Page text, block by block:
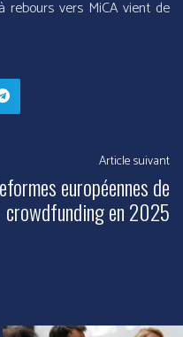
vers MiCA vient de
Article suivant
européennes de
crowdfunding en 2025